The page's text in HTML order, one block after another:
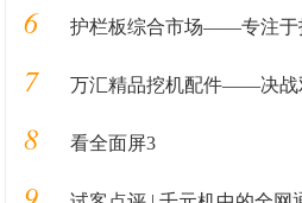
6 护栏板综合市场——专注于
7 万汇精品挖机配件——决战
8 看全面屏3